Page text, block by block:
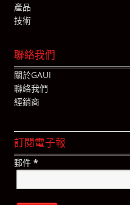
產品
技術
聯絡我們
關於GAUI
聯絡我們
經銷商
訂閱電子報
郵件 *